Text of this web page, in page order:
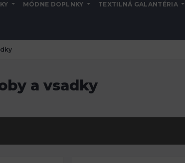
MÓDNE DOPLNKY TEXTILNÁ GALANTÉRIA
a vsadky